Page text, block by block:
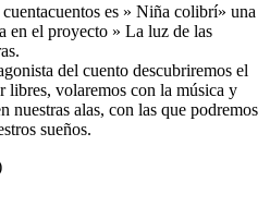
es » Niña colibrí» una
en el proyecto » La luz de las
del cuento descubriremos el
libres, volaremos con la música y
nuestras alas, con las que podremos
sueños.